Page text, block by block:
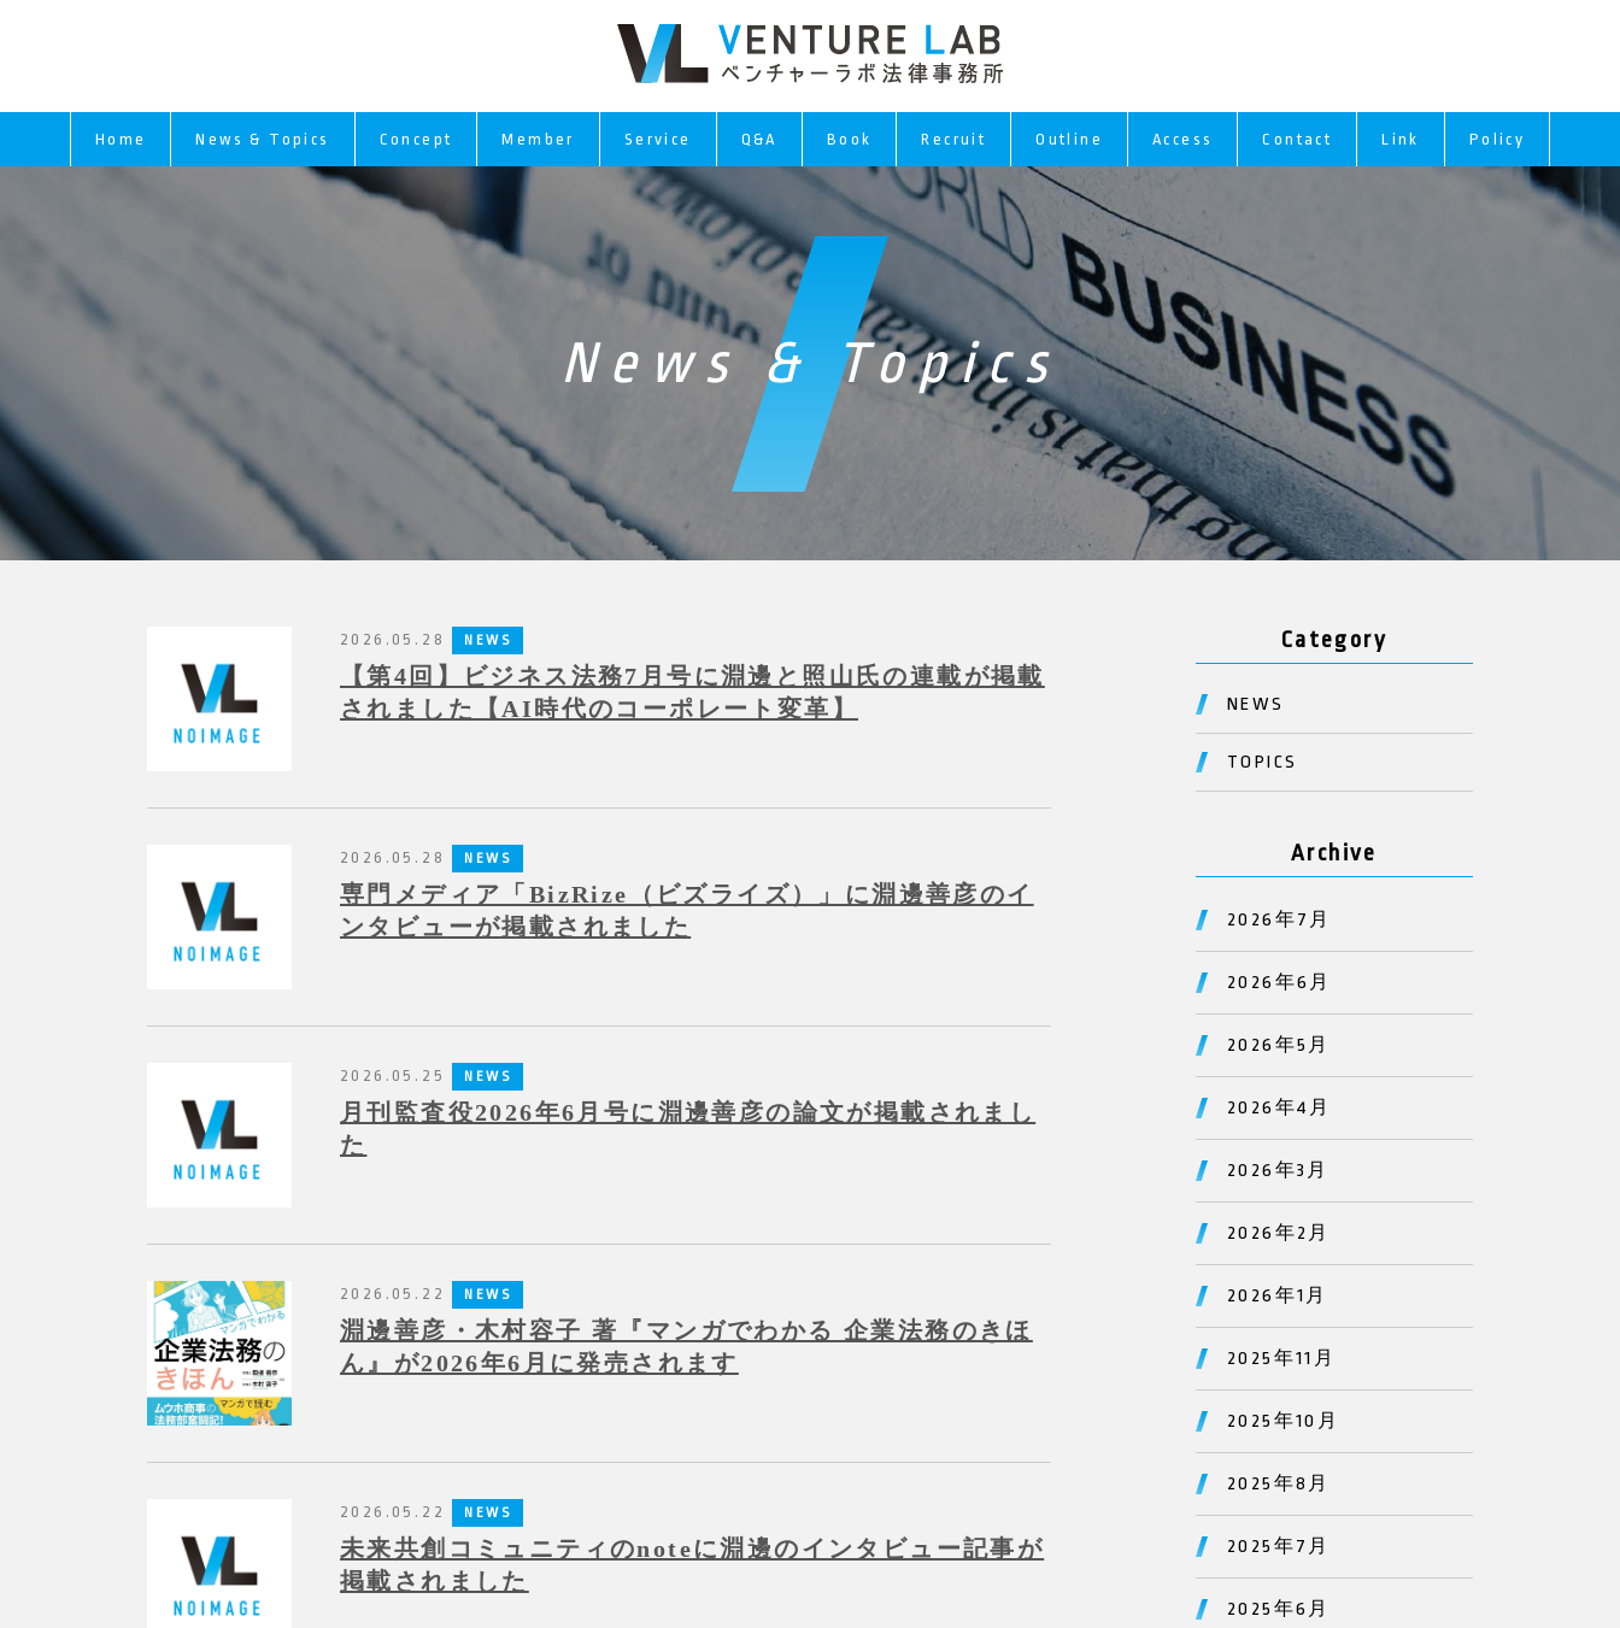
Home News & Topics Concept Member Service Q&A Book Recruit Outline Access Contact Link Policy
News & Topics
2026.05.28 NEWS
【第4回】ビジネス法務7月号に淵邊と照山氏の連載が掲載
されました【AI時代のコーポレート変革】
2026.05.28 NEWS
専門メディア「BizRize（ビズライズ）」に淵邊善彦のイ
ンタビューが掲載されました
2026.05.25 NEWS
月刊監査役2026年6月号に淵邊善彦の論文が掲載されまし
た
2026.05.22 NEWS
淵邊善彦・木村容子 著『マンガでわかる 企業法務のきほ
ん』が2026年6月に発売されます
2026.05.22 NEWS
未来共創コミュニティのnoteに淵邊のインタビュー記事が
掲載されました
Category
NEWS
TOPICS
Archive
2026年7月
2026年6月
2026年5月
2026年4月
2026年3月
2026年2月
2026年1月
2025年11月
2025年10月
2025年8月
2025年7月
2025年6月